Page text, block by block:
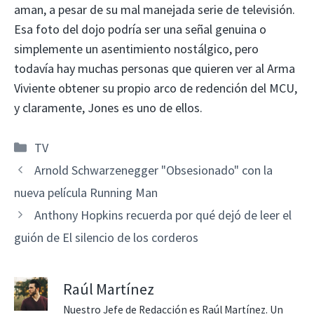
aman, a pesar de su mal manejada serie de televisión.
Esa foto del dojo podría ser una señal genuina o
simplemente un asentimiento nostálgico, pero
todavía hay muchas personas que quieren ver al Arma
Viviente obtener su propio arco de redención del MCU,
y claramente, Jones es uno de ellos.
Categorías
TV
Arnold Schwarzenegger "Obsesionado" con la
nueva película Running Man
Anthony Hopkins recuerda por qué dejó de leer el
guión de El silencio de los corderos
Raúl Martínez
Nuestro Jefe de Redacción es Raúl Martínez. Un